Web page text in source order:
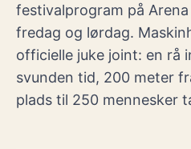
festivalprogram på
fredag og lørdag.
officielle juke joint: en rå
svunden tid, 200 meter
plads til 250 mennesker